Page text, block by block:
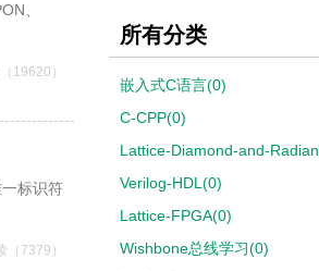
、
19620）
标识符
（7379）
所有分类
嵌入式C语言(0)
C-CPP(0)
Lattice-Diamond-and-
Verilog-HDL(0)
Lattice-FPGA(0)
Wishbone总线学习(0)